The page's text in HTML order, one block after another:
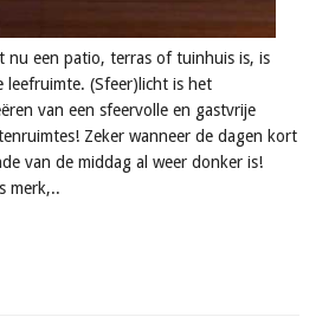
nu een patio, terras of tuinhuis is, is
leefruimte. (Sfeer)licht is het
van een sfeervolle en gastvrije
Zeker wanneer de dagen kort
van de middag al weer donker is!
merk,..